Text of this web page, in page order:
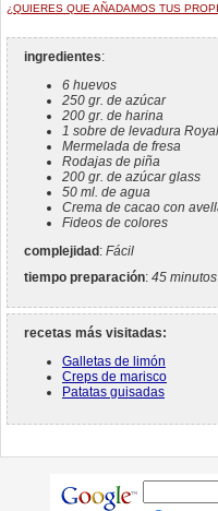
¿QUIERES QUE AÑADAMOS TUS
ingredientes:
6 huevos
250 gr. de azúcar
200 gr. de harina
1 sobre de levadura Royal
Mermelada de fresa
Rodajas de piña
200 gr. de azúcar glass
50 ml. de agua
Crema de cacao con
Fideos de colores
complejidad : Fácil
tiempo preparación: 45 minutos
recetas más visitadas:
Galletas de limón
Creps de marisco
Patatas guisadas